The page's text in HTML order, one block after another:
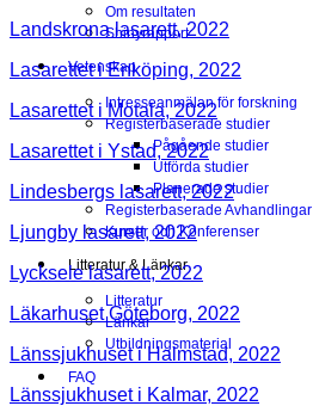
Om resultaten
Shinyrapport
Vetenskap
Intresseanmälan för forskning
Registerbaserade studier
Pågående studier
Utförda studier
Planerade studier
Registerbaserade Avhandlingar
Kurser och Konferenser
Litteratur & Länkar
Litteratur
Länkar
Utbildningsmaterial
FAQ
Landskrona lasarett, 2022
Lasarettet i Enköping, 2022
Lasarettet i Motala, 2022
Lasarettet i Ystad, 2022
Lindesbergs lasarett, 2022
Ljungby lasarett, 2022
Lycksele lasarett, 2022
Läkarhuset Göteborg, 2022
Länssjukhuset i Halmstad, 2022
Länssjukhuset i Kalmar, 2022